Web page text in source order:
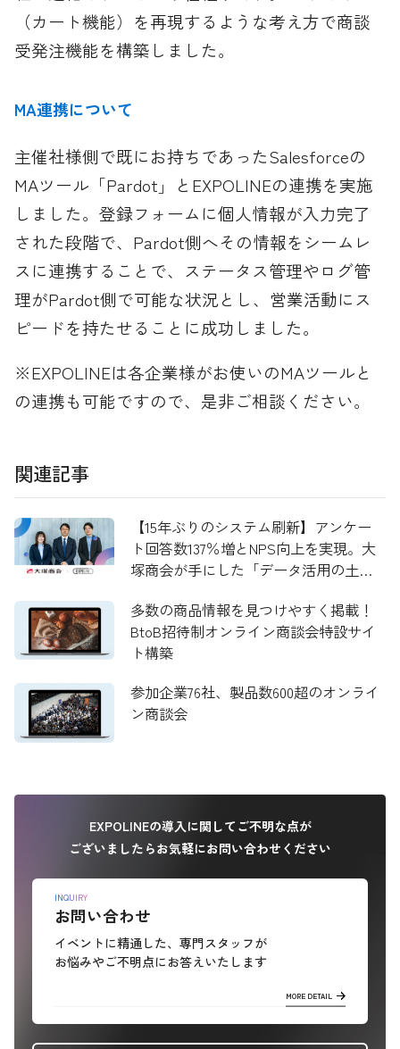
（カート機能）を再現するような考え方で商談
受発注機能を構築しました。
MA連携について
主催社様側で既にお持ちであったSalesforceの
MAツール「Pardot」とEXPOLINEの連携を実施
しました。登録フォームに個人情報が入力完了
された段階で、Pardot側へその情報をシームレ
スに連携することで、ステータス管理やログ管
理がPardot側で可能な状況とし、営業活動にス
ピードを持たせることに成功しました。
※EXPOLINEは各企業様がお使いのMAツールと
の連携も可能ですので、是非ご相談ください。
関連記事
【15年ぶりのシステム刷新】アンケー
ト回答数137％増とNPS向上を実現。大
塚商会が手にした「データ活用の土
多数の商品情報を見つけやすく掲載！
BtoB招待制オンライン商談会特設サイ
ト構築
参加企業76社、製品数600超のオンライ
ン商談会
EXPOLINEの導入に関してご不明な点が
ございましたらお気軽にお問い合わせください
INQUIRY
お問い合わせ
イベントに精通した、専門スタッフが
お悩みやご不明点にお答えいたします
MORE DETAIL